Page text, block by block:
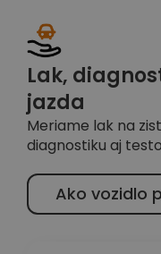
Lak,
jazda
Meriame lak na
diagnostiku aj
Ako vozidlo